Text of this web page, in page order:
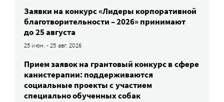
Заявки на конкурс «Лидеры корпоративной
благотворительности – 2026» принимают
до 25 августа
25 июн. - 25 авг. 2026
Прием заявок на грантовый конкурс в сфере
канистерапии: поддерживаются
социальные проекты с участием
специально обученных собак